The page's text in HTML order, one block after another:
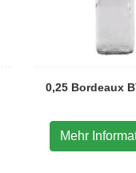
0,25 Bordeaux
Mehr